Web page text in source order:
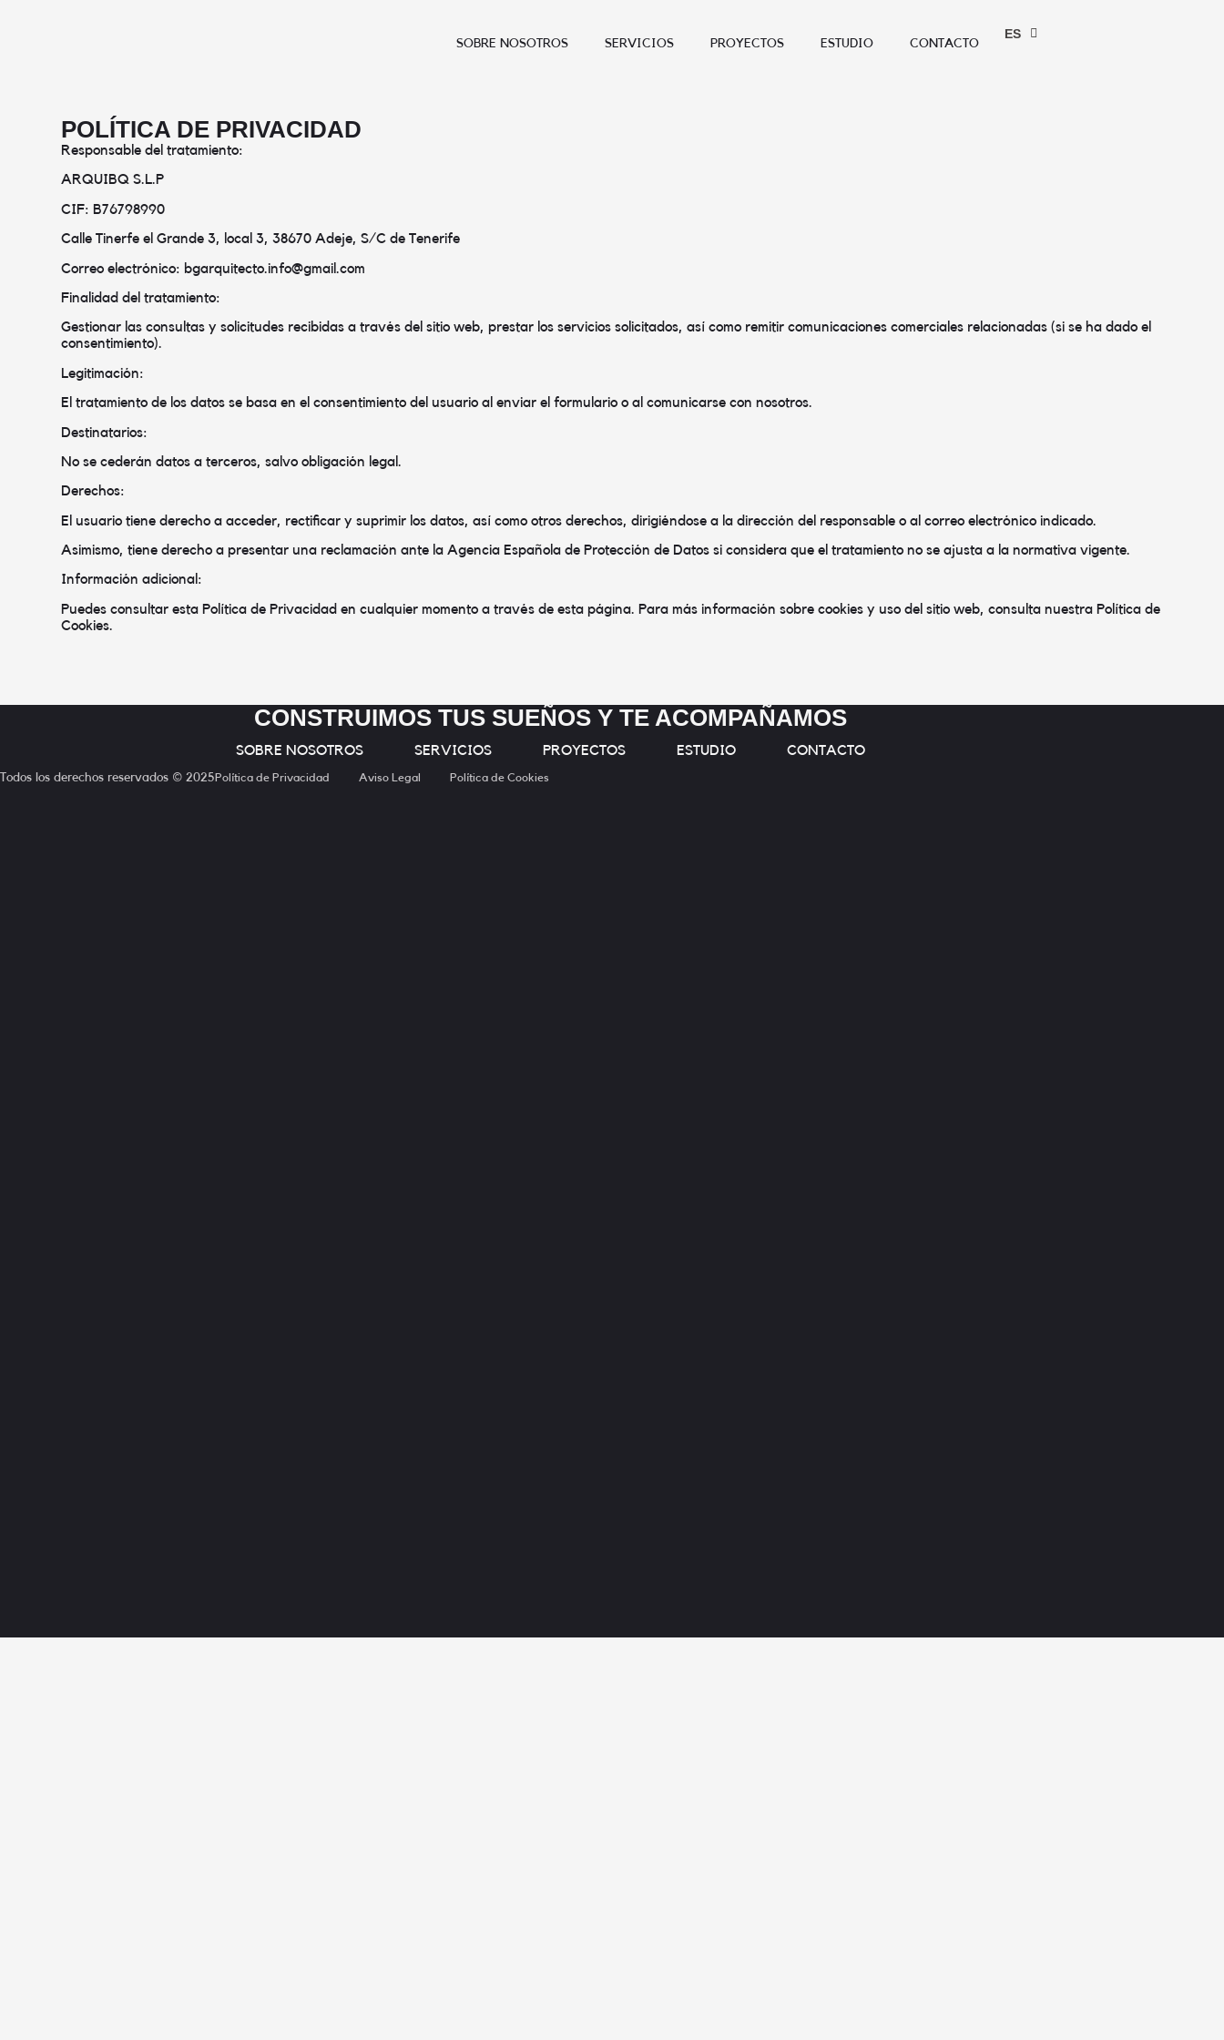
SOBRE NOSOTROS SERVICIOS PROYECTOS ESTUDIO CONTACTO
ES
FR
POLÍTICA DE PRIVACIDAD
Responsable del tratamiento:
ARQUIBQ S.L.P
CIF: B76798990
Calle Tinerfe el Grande 3, local 3, 38670 Adeje, S/C de Tenerife
Correo electrónico: bgarquitecto.info@gmail.com
Finalidad del tratamiento:
Gestionar las consultas y solicitudes recibidas a través del sitio web, prestar los servicios solicitados, así como remitir comunicaciones comerciales relacionadas (si se ha dado el
consentimiento).
Legitimación:
El tratamiento de los datos se basa en el consentimiento del usuario al enviar el formulario o al comunicarse con nosotros.
Destinatarios:
No se cederán datos a terceros, salvo obligación legal.
Derechos:
El usuario tiene derecho a acceder, rectificar y suprimir los datos, así como otros derechos, dirigiéndose a la dirección del responsable o al correo electrónico indicado.
Asimismo, tiene derecho a presentar una reclamación ante la Agencia Española de Protección de Datos si considera que el tratamiento no se ajusta a la normativa vigente.
Información adicional:
Puedes consultar esta Política de Privacidad en cualquier momento a través de esta página. Para más información sobre cookies y uso del sitio web, consulta nuestra Política de
Cookies.
CONSTRUIMOS TUS SUEÑOS Y TE ACOMPAÑAMOS
SOBRE NOSOTROS SERVICIOS PROYECTOS ESTUDIO CONTACTO
Todos los derechos reservados © 2025 Política de Privacidad Aviso Legal Política de Cookies